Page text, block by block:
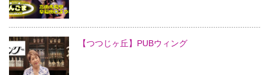
【つつじヶ丘】PUBウィング